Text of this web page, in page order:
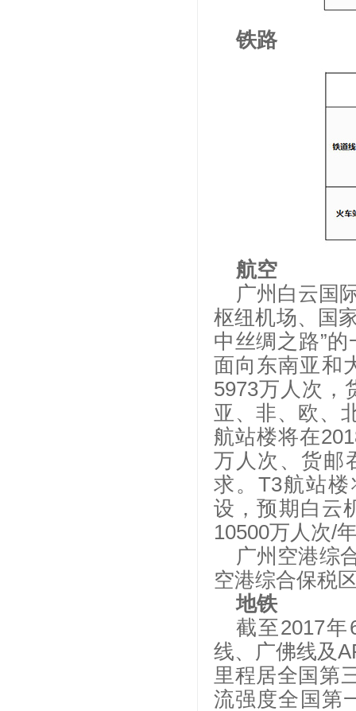
铁路
航空
广州白云国
枢纽机场、国
中丝绸之路”
面向东南亚和
5973万人次，
亚、非、欧、
航站楼将在
万人次、货邮
求。T3航站
设，预期白云
10500万人次/
广州空港综
空港综合保税
地铁
截至2017
线、广佛线及
里程居全国第
流强度全国第